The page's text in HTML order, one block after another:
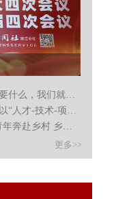
浙江省商务厅厅长周向军：企业需要什么，我们就提供什么
浙江省经济和信息化厅厅长詹敏：以“人才-技术-项目-公司-
浙江省农业农村厅厅长李迎宾：“青年奔赴乡村 乡村成就青
更多>>